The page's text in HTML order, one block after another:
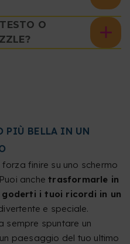
O
PIÙ BELLA IN UN
finire su uno schermo
anchetrasformarle in
goderti i tuoi ricordi in un
e speciale.
sempre spuntare un
paesaggio del tuo ultimo